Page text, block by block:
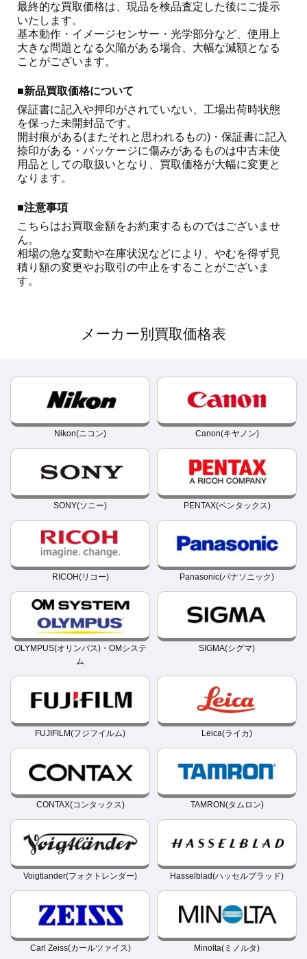
最終的な買取価格は、現品を検品査定した後にご提示
いたします。
基本動作・イメージセンサー・光学部分など、使用上
大きな問題となる欠陥がある場合、大幅な減額となる
ことがございます。
■新品買取価格について
保証書に記入や押印がされていない、工場出荷時状態
を保った未開封品です。
開封痕がある(またそれと思われるもの)・保証書に記入
捺印がある・パッケージに傷みがあるものは中古未使
用品としての取扱いとなり、買取価格が大幅に変更と
なります。
■注意事項
こちらはお買取金額をお約束するものではございませ
ん。
相場の急な変動や在庫状況などにより、やむを得ず見
積り額の変更やお取引の中止をすることがございま
す。
メーカー別買取価格表
Nikon(ニコン) Canon(キヤノン)
SONY(ソニー) PENTAX(ペンタックス)
RICOH(リコー) Panasonic(パナソニック)
OLYMPUS(オリンパス)・OMシステ
ム
SIGMA(シグマ)
FUJIFILM(フジフイルム) Leica(ライカ)
CONTAX(コンタックス) TAMRON(タムロン)
Voigtlander(フォクトレンダー) Hasselblad(ハッセルブラッド)
Carl Zeiss(カールツァイス) Minolta(ミノルタ)